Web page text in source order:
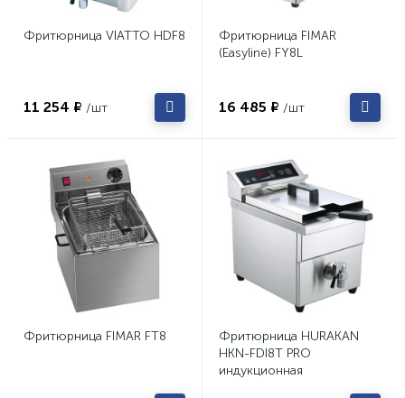
Фритюрница VIATTO HDF8
11 254 ₽ /шт
Фритюрница FIMAR
(Easyline) FY8L
16 485 ₽ /шт
Фритюрница FIMAR FT8
Фритюрница HURAKAN
HKN-FDI8T PRO
индукционная